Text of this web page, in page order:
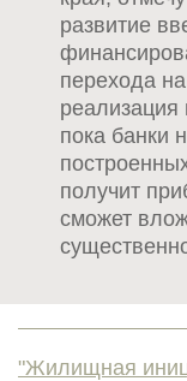
развитие
перехода
реализация
пока банки
получит
сможет
"Жилищная